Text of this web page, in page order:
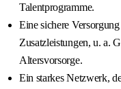
Talentprogramme.
Eine sichere
Zusatzleistungen, u. a.
Altersvorsorge.
Ein starkes Netzwerk,